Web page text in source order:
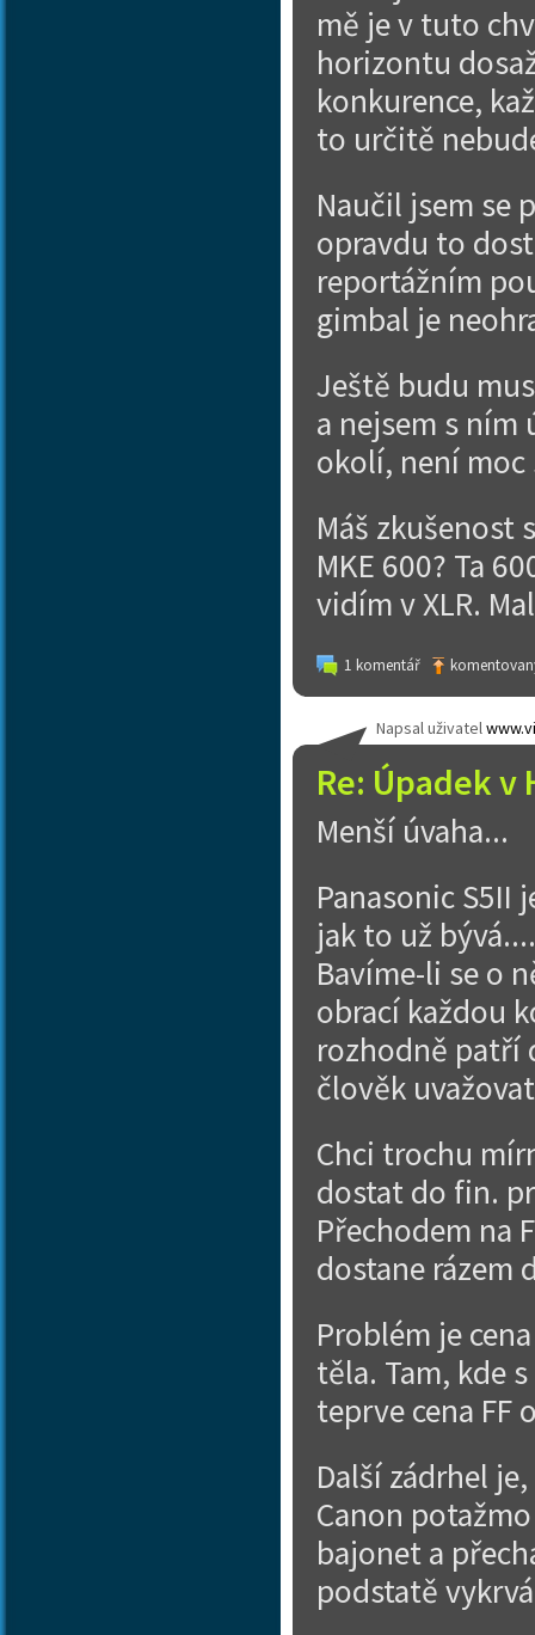
mě je v tuto
horizontu
konkurence,
to určitě
Naučil jsem se
opravdu to
reportážním
gimbal je
Ještě budu
a nejsem s ním
okolí, není moc
Máš zkušenost
MKE 600? Ta
vidím v XLR.
1 komentář
Re: Úpadek
Napsal uživatel
Menší úvaha...
Panasonic S5II
jak to už
Bavíme-li se o
obrací každou
rozhodně patří
člověk
Chci trochu
dostat do fin.
Přechodem na
dostane rázem
Problém je
těla. Tam, kde
teprve cena FF
Další zádrhel
Canon
bajonet a
podstatě